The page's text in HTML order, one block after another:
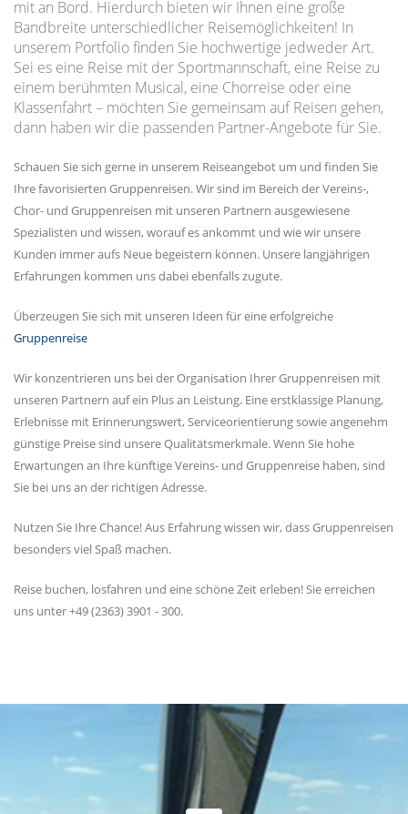
mit an Bord. Hierdurch bieten wir Ihnen eine große
Bandbreite unterschiedlicher Reisemöglichkeiten! In
unserem Portfolio finden Sie hochwertige jedweder Art.
Sei es eine Reise mit der Sportmannschaft, eine Reise zu
einem berühmten Musical, eine Chorreise oder eine
Klassenfahrt – möchten Sie gemeinsam auf Reisen gehen,
dann haben wir die passenden Partner-Angebote für Sie.
Schauen Sie sich gerne in unserem Reiseangebot um und finden Sie
Ihre favorisierten Gruppenreisen. Wir sind im Bereich der Vereins-,
Chor- und Gruppenreisen mit unseren Partnern ausgewiesene
Spezialisten und wissen, worauf es ankommt und wie wir unsere
Kunden immer aufs Neue begeistern können. Unsere langjährigen
Erfahrungen kommen uns dabei ebenfalls zugute.
Überzeugen Sie sich mit unseren Ideen für eine erfolgreiche
Gruppenreise
Wir konzentrieren uns bei der Organisation Ihrer Gruppenreisen mit
unseren Partnern auf ein Plus an Leistung. Eine erstklassige Planung,
Erlebnisse mit Erinnerungswert, Serviceorientierung sowie angenehm
günstige Preise sind unsere Qualitätsmerkmale. Wenn Sie hohe
Erwartungen an Ihre künftige Vereins- und Gruppenreise haben, sind
Sie bei uns an der richtigen Adresse.
Nutzen Sie Ihre Chance! Aus Erfahrung wissen wir, dass Gruppenreisen
besonders viel Spaß machen.
Reise buchen, losfahren und eine schöne Zeit erleben! Sie erreichen
uns unter +49 (2363) 3901 - 300.